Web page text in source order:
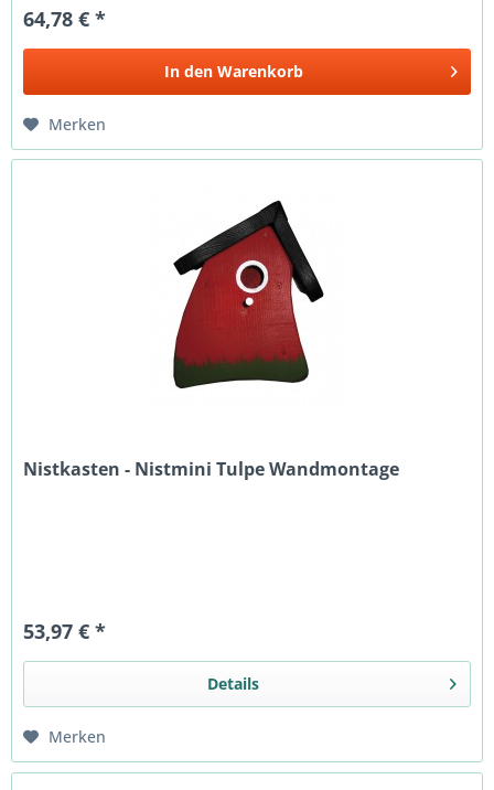
64,78 € *
In den Warenkorb
Merken
Nistkasten - Nistmini Tulpe Wandmontage
53,97 € *
Details
Merken